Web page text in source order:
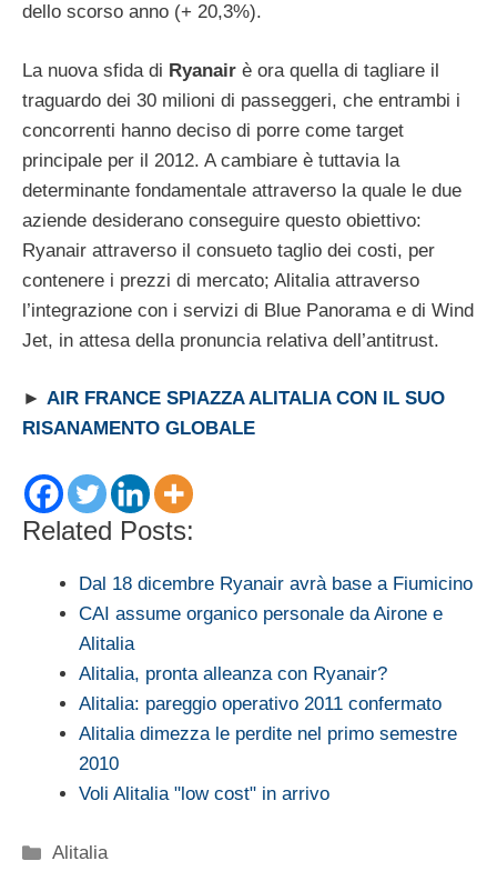
dello scorso anno (+ 20,3%).
La nuova sfida di Ryanair è ora quella di tagliare il
traguardo dei 30 milioni di passeggeri, che entrambi i
concorrenti hanno deciso di porre come target
principale per il 2012. A cambiare è tuttavia la
determinante fondamentale attraverso la quale le due
aziende desiderano conseguire questo obiettivo:
Ryanair attraverso il consueto taglio dei costi, per
contenere i prezzi di mercato; Alitalia attraverso
l’integrazione con i servizi di Blue Panorama e di Wind
Jet, in attesa della pronuncia relativa dell’antitrust.
► AIR FRANCE SPIAZZA ALITALIA CON IL SUO
RISANAMENTO GLOBALE
Related Posts:
Dal 18 dicembre Ryanair avrà base a Fiumicino
CAI assume organico personale da Airone e
Alitalia
Alitalia, pronta alleanza con Ryanair?
Alitalia: pareggio operativo 2011 confermato
Alitalia dimezza le perdite nel primo semestre
2010
Voli Alitalia "low cost" in arrivo
Categorie
Alitalia